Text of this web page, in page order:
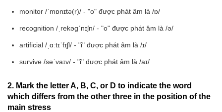
monitor /ˈmɒnɪtə(r)/ - "o" được phát âm là /ɒ/
recognition /ˌrekəɡˈnɪʃn/ - "o" được phát âm là /ə/
artificial /ˌɑːtɪˈfɪʃl/ - "i" được phát âm là /ɪ/
survive /səˈvaɪv/ - "i" được phát âm là /aɪ/
2. Mark the letter A, B, C, or D to indicate the word
which differs from the other three in the position of the
main stress